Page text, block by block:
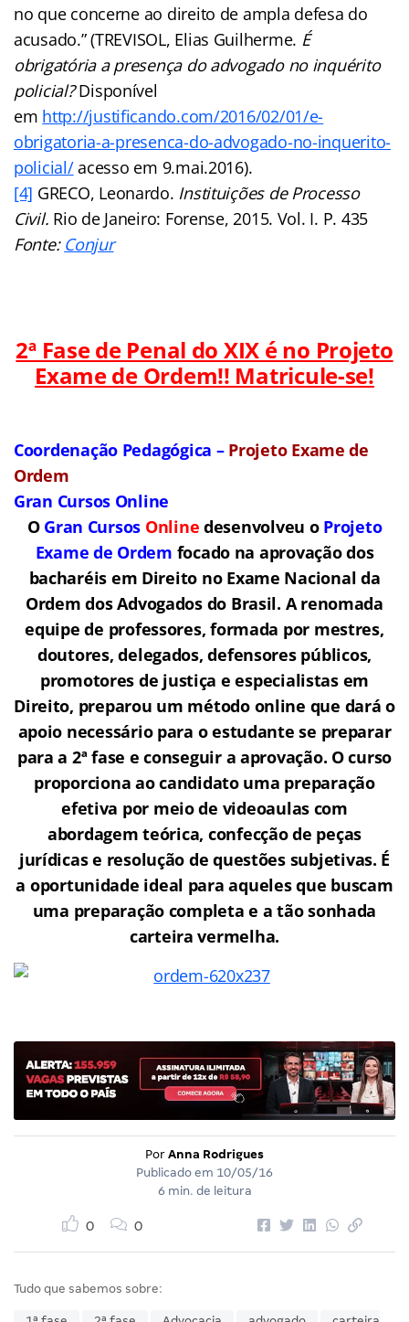
no que concerne ao direito de ampla defesa do
acusado.” (TREVISOL, Elias Guilherme. É
obrigatória a presença do advogado no inquérito
policial?Disponível
em http://justificando.com/2016/02/01/e-
obrigatoria-a-presenca-do-advogado-no-inquerito-
policial/acesso em 9.mai.2016).
[4] GRECO, Leonardo. Instituições de Processo
Civil. Rio de Janeiro: Forense, 2015. Vol. I. P. 435
Fonte: Conjur
2ª Fase de Penal do XIX é no Projeto
Exame de Ordem!! Matricule-se!
Coordenação Pedagógica – Projeto Exame de
Ordem
Gran Cursos Online
O Gran Cursos Online desenvolveu o Projeto
Exame de Ordem focado na aprovação dos
bacharéis em Direito no Exame Nacional da
Ordem dos Advogados do Brasil. A renomada
equipe de professores, formada por mestres,
doutores, delegados, defensores públicos,
promotores de justiça e especialistas em
Direito, preparou um método online que dará o
apoio necessário para o estudante se preparar
para a 2ª fase e conseguir a aprovação. O curso
proporciona ao candidato uma preparação
efetiva por meio de videoaulas com
abordagem teórica, confecção de peças
jurídicas e resolução de questões subjetivas. É
a oportunidade ideal para aqueles que buscam
uma preparação completa e a tão sonhada
carteira vermelha.
Por Anna Rodrigues
Publicado em 10/05/16
6 min. de leitura
0 0
Tudo que sabemos sobre: